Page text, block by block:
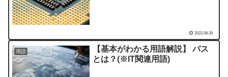
2022.08.29
用語
【基本がわかる用語解説】 バス
とは？(※IT関連用語)